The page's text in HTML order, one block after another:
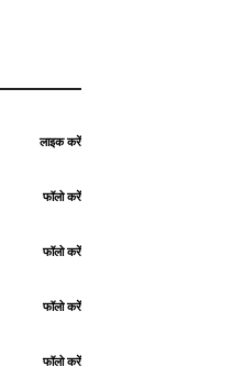
लाइक करें
फॉलो करें
फॉलो करें
फॉलो करें
फॉलो करें